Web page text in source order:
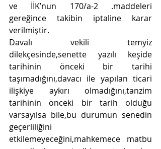
ve İİK’nun 170/a-2 .maddeleri
gereğince takibin iptaline karar
verilmiştir.
Davalı vekili temyiz
dilekçesinde,senette yazılı keşide
tarihinin önceki bir tarihi
taşımadığını,davacı ile yapılan ticari
ilişkiye aykırı olmadığını,tanzim
tarihinin önceki bir tarih olduğu
varsayılsa bile,bu durumun senedin
geçerliliğini
etkilemeyeceğini,mahkemece matbu